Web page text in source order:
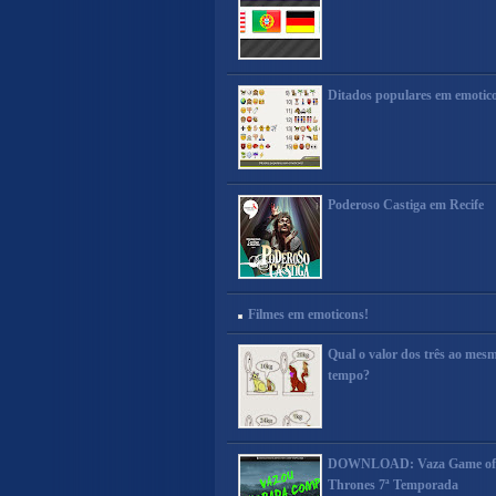
Ditados populares em
Poderoso Castiga em Recife
Filmes em emoticons!
Qual o valor dos três ao
tempo?
DOWNLOAD: Vaza Game of
Thrones 7ª Temporada